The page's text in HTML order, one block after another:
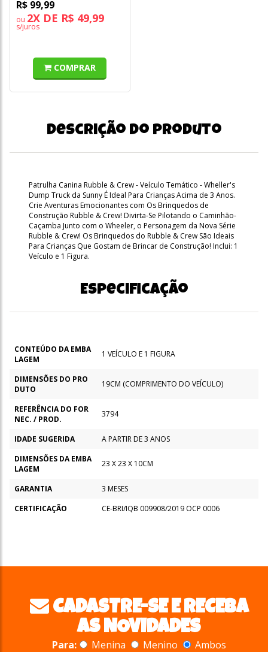
R$ 99,99
ou 2X DE R$ 49,99
s/juros
COMPRAR
Descrição do produto
Patrulha Canina Rubble & Crew - Veículo Temático - Wheller's
Dump Truck da Sunny É Ideal Para Crianças Acima de 3 Anos.
Crie Aventuras Emocionantes com Os Brinquedos de
Construção Rubble & Crew! Divirta-Se Pilotando o Caminhão-
Caçamba Junto com o Wheeler, o Personagem da Nova Série
Rubble & Crew! Os Brinquedos do Rubble & Crew São Ideais
Para Crianças Que Gostam de Brincar de Construção! Inclui: 1
Veículo e 1 Figura.
Especificação
CONTEÚDO DA EMBA
LAGEM
1 VEÍCULO E 1 FIGURA
DIMENSÕES DO PRO
DUTO
19CM (COMPRIMENTO DO VEÍCULO)
REFERÊNCIA DO FOR
NEC. / PROD.
3794
IDADE SUGERIDA
A PARTIR DE 3 ANOS
DIMENSÕES DA EMBA
LAGEM
23 X 23 X 10CM
GARANTIA
3 MESES
CERTIFICAÇÃO
CE-BRI/IQB 009908/2019 OCP 0006
CADASTRE-SE E RECEBA
AS NOVIDADES
Para: Menina Menino Ambos